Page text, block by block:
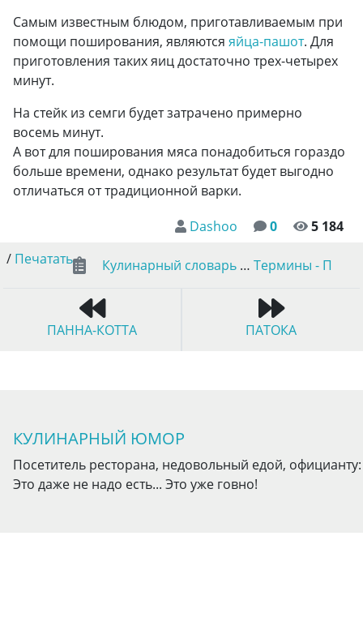
Самым известным блюдом, приготавливаемым при
помощи поширования, являются яйца-пашот. Для
приготовления таких яиц достаточно трех-четырех
минут.
На стейк из семги будет затрачено примерно
восемь минут.
А вот для поширования мяса понадобиться гораздо
больше времени, однако результат будет выгодно
отличаться от традиционной варки.
Dashoo
0
5 184
/ Печатать Кулинарный словарь … Термины - П
ПАННА-КОТТА ПАТОКА
КУЛИНАРНЫЙ ЮМОР
Посетитель ресторана, недовольный едой,
Это даже не надо есть... Это уже говно!